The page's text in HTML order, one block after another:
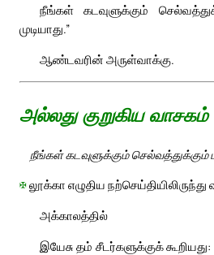
நீங்கள் கடவுளுக்கும்
முடியாது.”
ஆண்டவரின் அருள்வாக்கு.
அல்லது குறுகிய வாசகம்
நீங்கள் கடவுளுக்கும் செல்வத்துக்கும்
✠லூக்கா எழுதிய நற்செய்தியிலிருந்து
அக்காலத்தில்
இயேசு தம் சீடர்களுக்குக்